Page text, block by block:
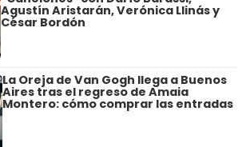
Agustín Aristarán, Verónica Llinás y
César Bordón
La Oreja de Van Gogh llega a Buenos
Aires tras el regreso de Amaia
Montero: cómo comprar las entradas